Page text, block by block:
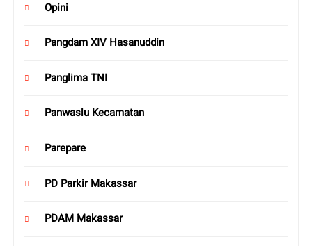
Opini
Pangdam XIV Hasanuddin
Panglima TNI
Panwaslu Kecamatan
Parepare
PD Parkir Makassar
PDAM Makassar